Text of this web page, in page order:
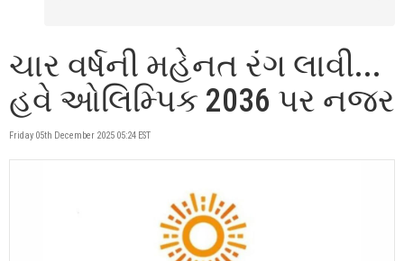
ચાર વર્ષની મહેનત રંગ લાવી...
હવે ઓલિમ્પિક 2036 પર નજર
Friday 05th December 2025 05:24 EST